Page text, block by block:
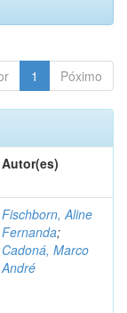
1 Póximo
Autor(es)
Fischborn, Aline
Fernanda;
Cadoná, Marco
André